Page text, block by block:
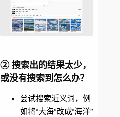
② 搜索出的结果太少，
或没有搜索到怎么办？
尝试搜索近义词，例
如将“大海”改成“海洋”